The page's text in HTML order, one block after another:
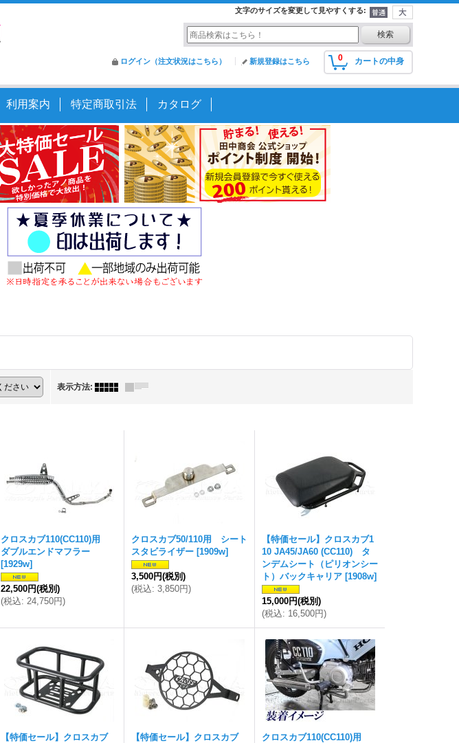
文字のサイズを変更して見やすくする:
0 カートの中身
ログイン（注文状況はこちら） 新規登録はこちら
利用案内 特定商取引法 カタログ
表示方法:
クロスカブ110(CC110)用
ダブルエンドマフラー
[1929w]
22,500円(税別)
(税込: 24,750円)
クロスカブ50/110用 シート
スタビライザー [1909w]
3,500円(税別)
(税込: 3,850円)
【特価セール】クロスカブ1
10 JA45/JA60 (CC110) タ
ンデムシート（ピリオンシー
ト）バックキャリア [1908w]
15,000円(税別)
(税込: 16,500円)
【特価セール】クロスカブ
【特価セール】クロスカブ
クロスカブ110(CC110)用